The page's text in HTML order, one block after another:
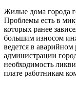
Жилые дома города
Проблемы есть в
которых ранее
большим износом
ведется в
администрации
необходимость
плате работникам